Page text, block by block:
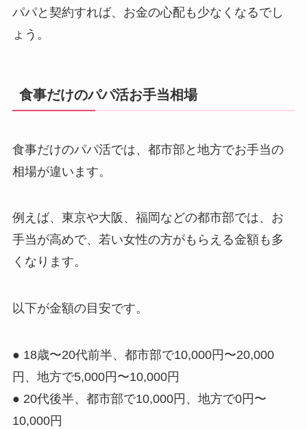
パパと契約すれば、お金の心配も少なくなるでし
ょう。
食事だけのパパ活お手当相場
食事だけのパパ活では、都市部と地方でお手当の
相場が違います。
例えば、東京や大阪、福岡などの都市部では、お
手当が高めで、若い女性の方がもらえる金額も多
くなります。
以下が金額の目安です。
● 18歳〜20代前半、都市部で10,000円〜20,000
円、地方で5,000円〜10,000円
● 20代後半、都市部で10,000円、地方で0円〜
10,000円